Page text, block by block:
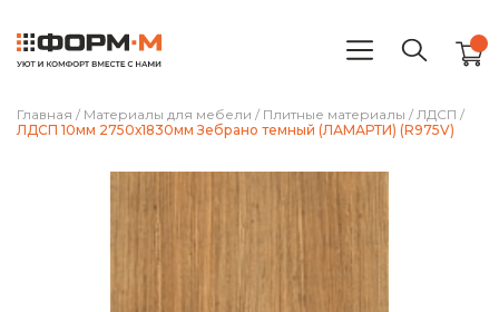
Главная / Материалы для мебели / Плитные материалы / ЛДСП /
ЛДСП 10мм 2750х1830мм Зебрано темный (ЛАМАРТИ) (R975V)